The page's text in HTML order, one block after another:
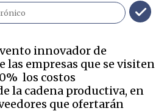
innovador de
las empresas que se visiten
los costos
la cadena productiva, en
que ofertarán